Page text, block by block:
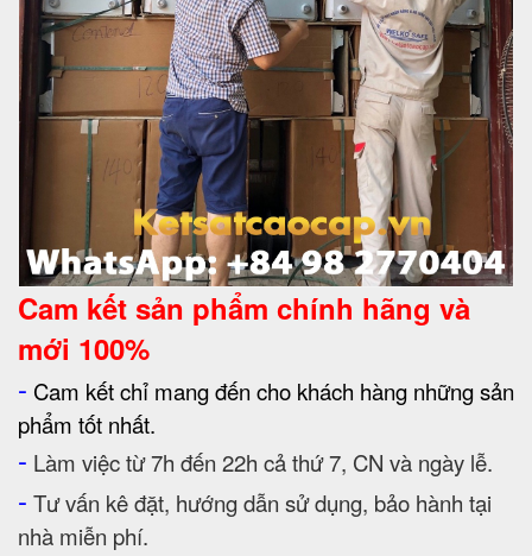
Cam kết sản phẩm chính hãng và
mới 100%
- Cam kết chỉ mang đến cho khách hàng những sản
phẩm tốt nhất.
- Làm việc từ 7h đến 22h cả thứ 7, CN và ngày lễ.
- Tư vấn kê đặt, hướng dẫn sử dụng, bảo hành tại
nhà miễn phí.